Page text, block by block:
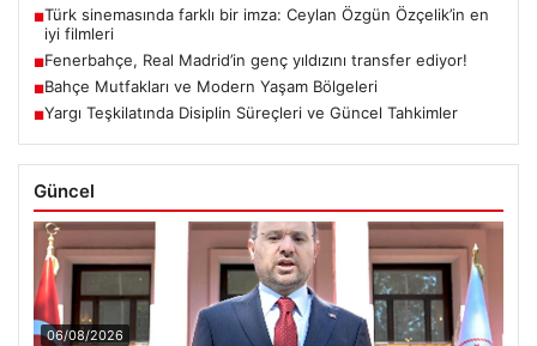
■Türk sinemasında farklı bir imza: Ceylan Özgün Özçelik’in en
iyi filmleri
■Fenerbahçe, Real Madrid’in genç yıldızını transfer ediyor!
■Bahçe Mutfakları ve Modern Yaşam Bölgeleri
■Yargı Teşkilatında Disiplin Süreçleri ve Güncel Tahkimler
Güncel
06/08/2026